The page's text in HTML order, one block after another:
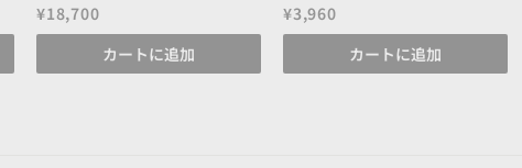
¥18,700
カートに追加
¥3,960
カートに追加